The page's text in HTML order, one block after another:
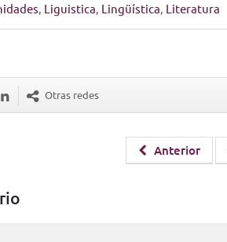
, Liguistica, Lingüística, Literatura
Otras redes
Anterior